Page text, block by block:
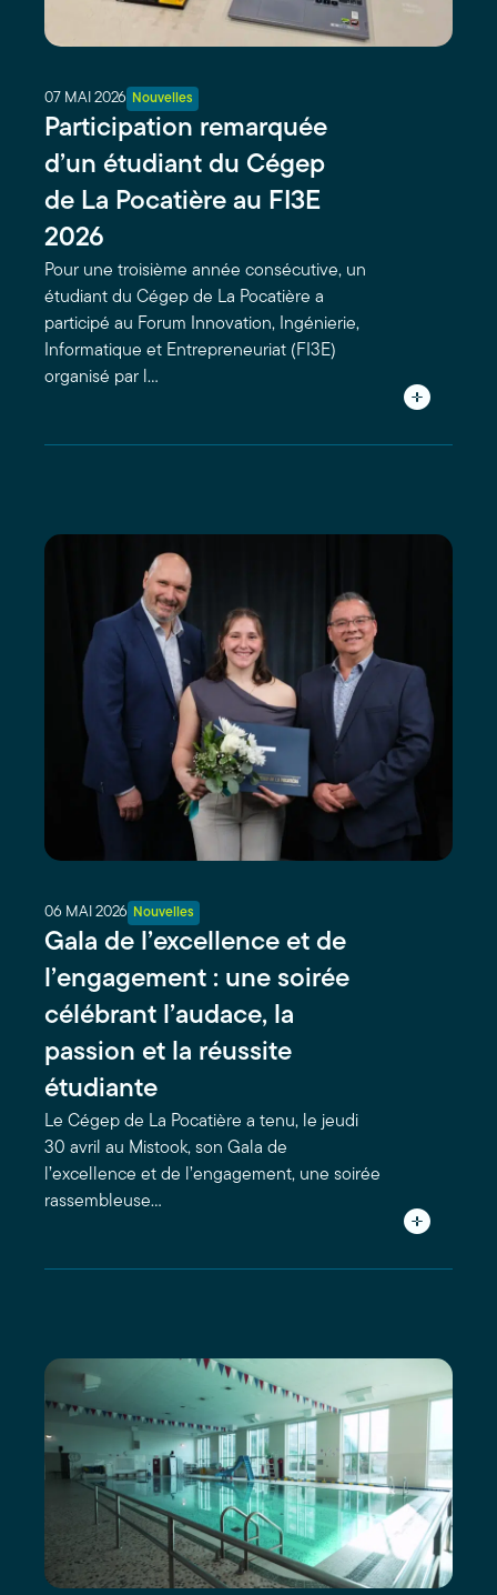
07 MAI 2026 Nouvelles
Participation remarquée
d’un étudiant du Cégep
de La Pocatière au FI3E
2026
Pour une troisième année consécutive, un
étudiant du Cégep de La Pocatière a
participé au Forum Innovation, Ingénierie,
Informatique et Entrepreneuriat (FI3E)
organisé par l…
06 MAI 2026 Nouvelles
Gala de l’excellence et de
l’engagement : une soirée
célébrant l’audace, la
passion et la réussite
étudiante
Le Cégep de La Pocatière a tenu, le jeudi
30 avril au Mistook, son Gala de
l’excellence et de l’engagement, une soirée
rassembleuse…